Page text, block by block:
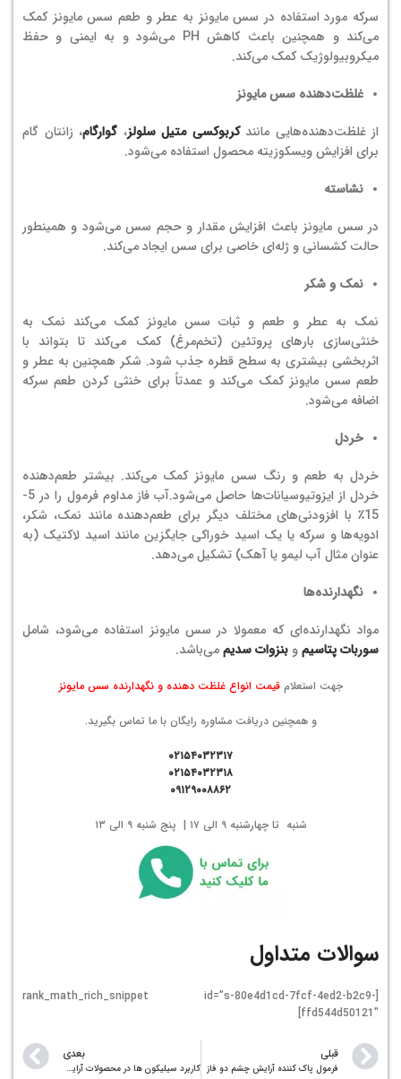
سرکه مورد استفاده در سس مایونز به عطر و طعم سس مایونز کمک
می‌کند و همچنین باعث کاهش PH می‌شود و به ایمنی و حفظ
میکروبیولوژیک کمک می‌کند.
غلظت‌دهنده سس مایونز
از غلظت‌دهنده‌هایی مانندکربوکسی متیل سلولز، گوارگام، زانتان گام
برای افزایش ویسکوزیته محصول استفاده می‌شود.
نشاسته
در سس مایونز باعث افزایش مقدار و حجم سس می‌شود و همینطور
حالت کشسانی و ژله‌ای خاصی برای سس ایجاد می‌کند.
نمک و شکر
نمک به عطر و طعم و ثبات سس مایونز کمک می‌کند نمک به
خنثی‌سازی بارهای پروتئین (تخم‌مرغ) کمک می‌کند تا بتواند با
اثربخشی بیشتری به سطح قطره جذب شود. شکر همچنین به عطر و
طعم سس مایونز کمک می‌کند و عمدتاً برای خنثی کردن طعم سرکه
اضافه می‌شود.
خردل
خردل به طعم و رنگ سس مایونز کمک می‌کند. بیشتر طعم‌دهنده
خردل از ایزوتیوسیانات‌ها حاصل می‌شود.
آب فاز مداوم فرمول را در 5-
15٪ با افزودنی‌های مختلف دیگر برای طعم‌دهنده مانند نمک، شکر،
ادویه‌ها و سرکه یا یک اسید خوراکی جایگزین مانند اسید لاکتیک (به
عنوان مثال آب لیمو یا آهک) تشکیل می‌دهد.
نگهدارنده‌ها
مواد نگهدارنده‌ای که معمولا در سس مایونز استفاده می‌شود، شامل
سوربات پتاسیمو بنزوات سدیممی‌باشد.
جهت استعلامقیمت انواع غلظت دهنده و نگهدارنده سس مایونز
و همچنین دریافت مشاوره رایگان با ما تماس بگیرید.
۰۲۱۵۴۰۳۲۳۱۷
۰۲۱۵۴۰۳۲۳۱۸
۰۹۱۲۹۰۰۸۸۶۲
شنبه تا چهارشنبه ۹ الی ۱۷ | پنج شنبه ۹ الی ۱۳
سوالات متداول
[rank_math_rich_snippet id=”s-80e4d1cd-7fcf-4ed2-b2c9-
ffd544d50121″]
قبلی
فرمول پاک کننده آرایش چشم دو فاز
بعدی
کاربرد سیلیکون ها در محصولات آرایشی